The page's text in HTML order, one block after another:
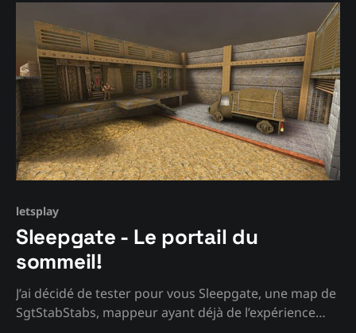
letsplay
Sleepgate - Le portail du
sommeil!
J’ai décidé de tester pour vous Sleepgate, une map de
SgtStabStabs, mappeur ayant déjà de l’expérience